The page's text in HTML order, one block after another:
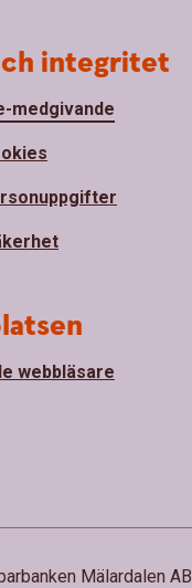
integritet
medgivande
webbläsare
Mälardalen AB